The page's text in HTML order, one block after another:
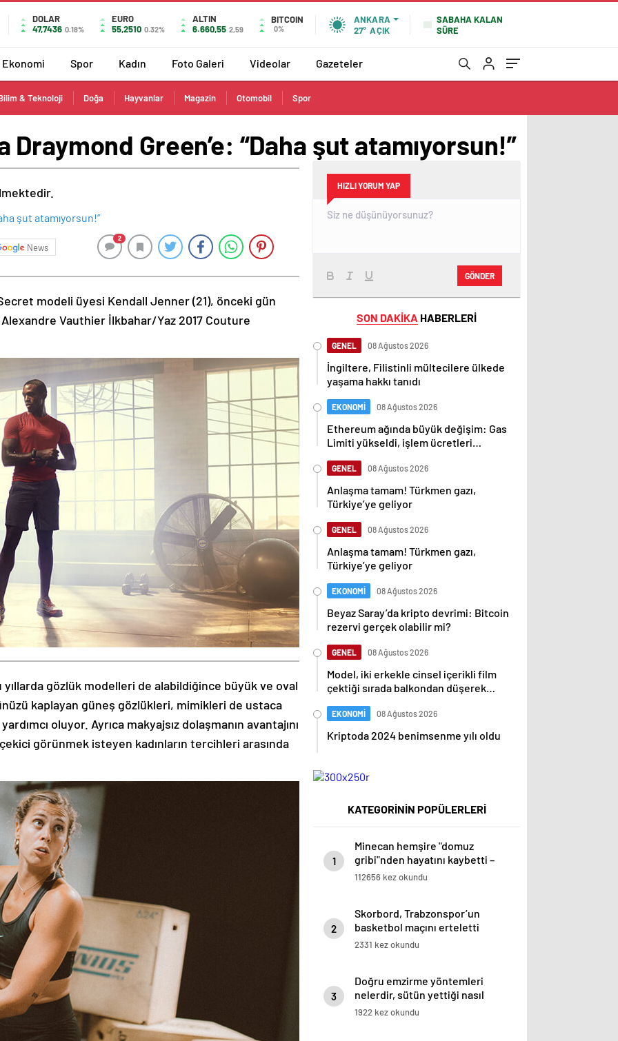
DOLAR
47,7436 0.18%
EURO
55,2510 0.32%
ALTIN
6.660,55 2,59
BITCOIN
0%
ANKARA
27° AÇIK
SABAHA KALAN
SÜRE
Ekonomi Spor Kadın Foto Galeri Videolar Gazeteler
& Teknoloji Doğa Hayvanlar Magazin Otomobil Spor
Green’e: “Daha şut atamıyorsun!”
News
2
modeli üyesi Kendall Jenner (21), önceki gün
Alexandre Vauthier İlkbahar/Yaz 2017 Couture
gözlük modelleri de alabildiğince büyük ve oval
kaplayan güneş gözlükleri, mimikleri de ustaca
oluyor. Ayrıca makyajsız dolaşmanın avantajını
görünmek isteyen kadınların tercihleri arasında
HIZLI YORUM YAP
GÖNDER
SON DAKİKA HABERLERİ
GENEL 08 Ağustos 2026
İngiltere, Filistinli mültecilere ülkede
yaşama hakkı tanıdı
EKONOMİ 08 Ağustos 2026
Ethereum ağında büyük değişim: Gas
Limiti yükseldi, işlem ücretleri
GENEL 08 Ağustos 2026
Anlaşma tamam! Türkmen gazı,
Türkiye’ye geliyor
GENEL 08 Ağustos 2026
Anlaşma tamam! Türkmen gazı,
Türkiye’ye geliyor
EKONOMİ 08 Ağustos 2026
Beyaz Saray’da kripto devrimi: Bitcoin
rezervi gerçek olabilir mi?
GENEL 08 Ağustos 2026
Model, iki erkekle cinsel içerikli film
çektiği sırada balkondan düşerek
EKONOMİ 08 Ağustos 2026
Kriptoda 2024 benimsenme yılı oldu
KATEGORİNİN POPÜLERLERİ
1
Minecan hemşire "domuz
gribi"nden hayatını kaybetti –
Haberler | Sağlık Haberleri
112656 kez okundu
2
Skorbord, Trabzonspor’un
basketbol maçını erteletti
2331 kez okundu
3
Doğru emzirme yöntemleri
nelerdir, sütün yettiği nasıl
anlaşılır?
1922 kez okundu